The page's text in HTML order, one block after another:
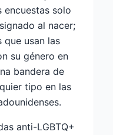
encuestas solo
al nacer;
que usan las
su género en
bandera de
tipo en las
anti-LGBTQ+